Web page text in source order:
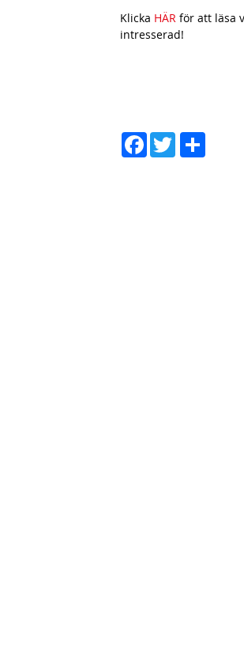
n
r
Klicka HÄR för att läsa
intresserad!
Face
Twit